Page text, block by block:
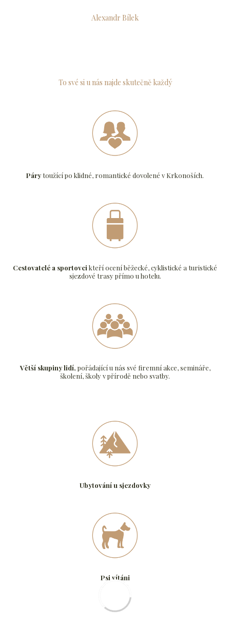
Alexandr Bílek
To své si u nás najde skutečně každý
Párytoužící po klidné, romantické dovolené v Krkonoších.
Cestovatelé a sportovci kteří ocení běžecké, cyklistické a turistické
sjezdové trasy přímo u hotelu.
Větší skupiny lidí, pořádající u nás své firemní akce, semináře,
školení, školy v přírodě nebo svatby.
Ubytování u sjezdovky
Psi vítáni